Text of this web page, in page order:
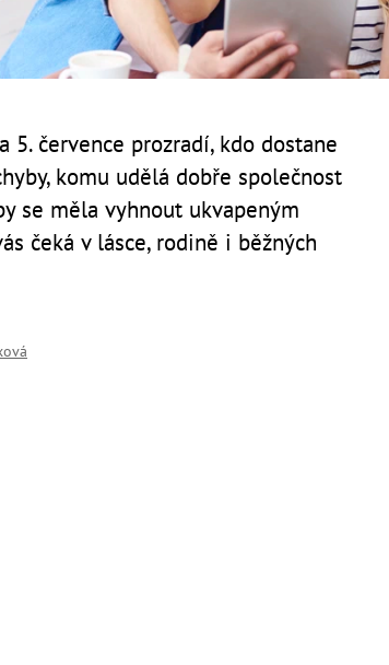
5. července prozradí, kdo dostane
komu udělá dobře společnost
se měla vyhnout ukvapeným
čeká v lásce, rodině i běžných